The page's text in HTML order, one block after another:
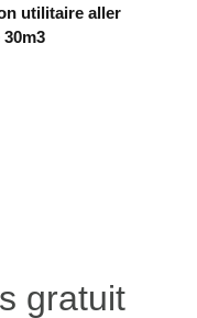
utilitaire aller
gratuit